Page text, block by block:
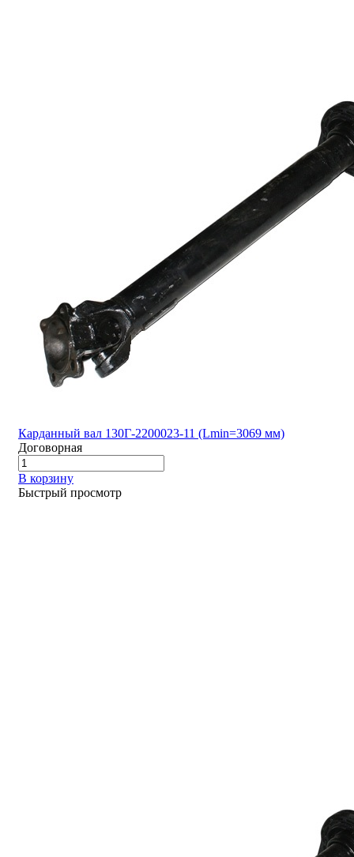
Карданный вал 130Г-2200023-11 (Lmin=3069 мм)
Договорная
В корзину
Быстрый просмотр